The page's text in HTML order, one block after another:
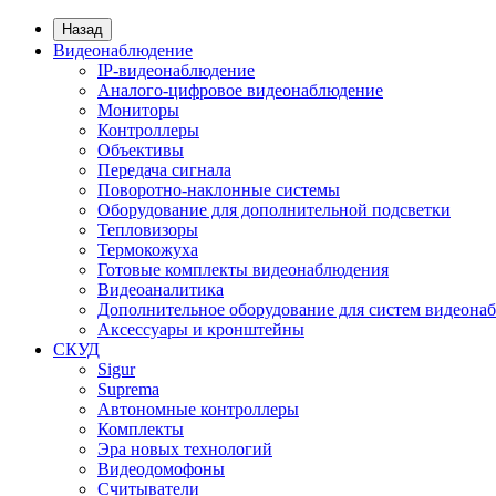
Назад
Видеонаблюдение
IP-видеонаблюдение
Аналого-цифровое видеонаблюдение
Мониторы
Контроллеры
Объективы
Передача сигнала
Поворотно-наклонные системы
Оборудование для дополнительной подсветки
Тепловизоры
Термокожуха
Готовые комплекты видеонаблюдения
Видеоаналитика
Дополнительное оборудование для систем
Аксессуары и кронштейны
СКУД
Sigur
Suprema
Автономные контроллеры
Комплекты
Эра новых технологий
Видеодомофоны
Считыватели